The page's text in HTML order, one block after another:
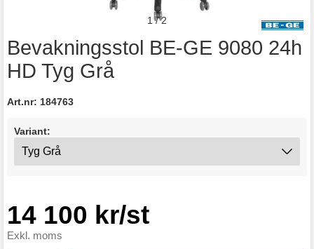
Bevakningsstol BE-GE 9080 24h
HD Tyg Grå
Art.nr: 184763
Variant:
14 100 kr/st
Exkl. moms
1 /2